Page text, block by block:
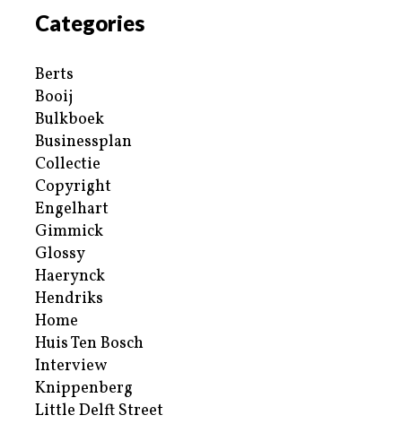
Categories
Berts
Booij
Bulkboek
Businessplan
Collectie
Copyright
Engelhart
Gimmick
Glossy
Haerynck
Hendriks
Home
Huis Ten Bosch
Interview
Knippenberg
Little Delft Street